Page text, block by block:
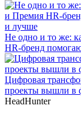
Не одно и то же:
HR-бренд
Цифровая
проекты вышли в
HeadHunter